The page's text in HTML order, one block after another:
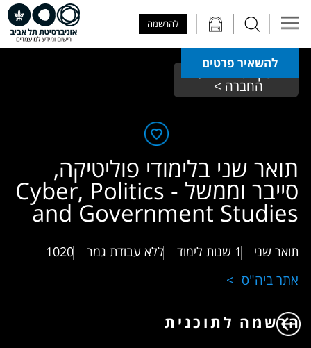
להרשמה
להשאיר פרטים
הפקולטה למדעי
החברה >
תואר שני בלימודי פוליטיקה,
סייבר וממשל - Cyber, Politics
and Government Studies
תואר שני 1 שנות לימוד ללא עבודת גמר 1020
אתר ביה"ס
הרשמה לתוכנית